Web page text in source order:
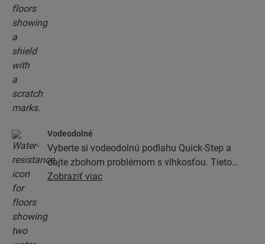
Vodeodolné
Vyberte si vodeodolnú podlahu Quick-Step a
dajte zbohom problémom s vlhkosťou. Tieto
podlahy majú výnimočne štýlový a prírodný
kedykoľvek predtým.
Zobraziť viac